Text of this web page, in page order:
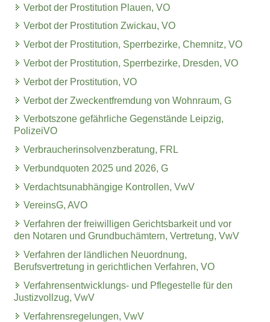
Verbot der Prostitution Plauen, VO
Verbot der Prostitution Zwickau, VO
Verbot der Prostitution, Sperrbezirke, Chemnitz, VO
Verbot der Prostitution, Sperrbezirke, Dresden, VO
Verbot der Prostitution, VO
Verbot der Zweckentfremdung von Wohnraum, G
Verbotszone gefährliche Gegenstände Leipzig,
PolizeiVO
Verbraucherinsolvenzberatung, FRL
Verbundquoten 2025 und 2026, G
Verdachtsunabhängige Kontrollen, VwV
VereinsG, AVO
Verfahren der freiwilligen Gerichtsbarkeit und vor
den Notaren und Grundbuchämtern, Vertretung, VwV
Verfahren der ländlichen Neuordnung,
Berufsvertretung in gerichtlichen Verfahren, VO
Verfahrensentwicklungs- und Pflegestelle für den
Justizvollzug, VwV
Verfahrensregelungen, VwV